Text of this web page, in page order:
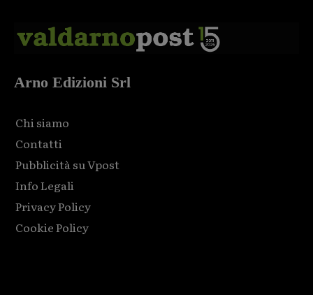
Arno Edizioni Srl
Chi siamo
Contatti
Pubblicità su Vpost
Info Legali
Privacy Policy
Cookie Policy